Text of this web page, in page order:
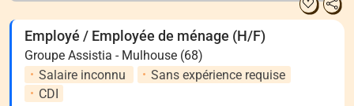
Employé / Employée de ménage (H/F)
Groupe Assistia - Mulhouse (68)
Salaire inconnu
Sans expérience requise
CDI